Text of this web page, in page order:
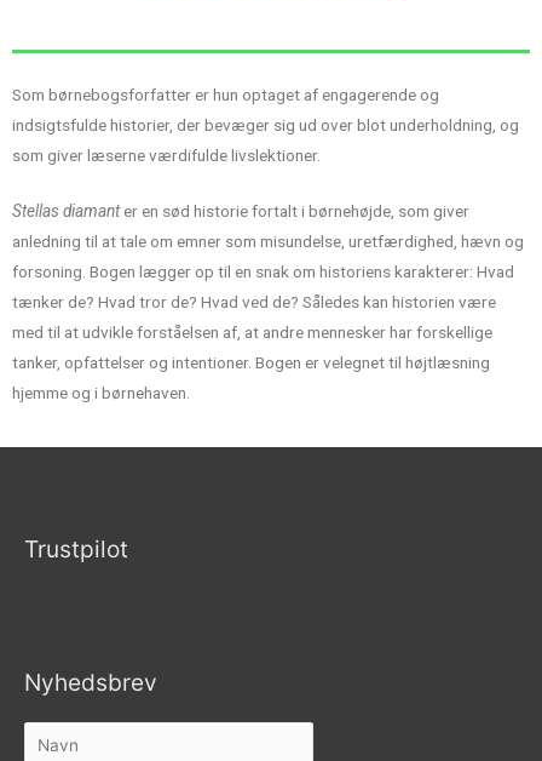
Som børnebogsforfatter er hun optaget af engagerende og
indsigtsfulde historier, der bevæger sig ud over blot underholdning, og
som giver læserne værdifulde livslektioner.
Stellas diamanter en sød historiefortalt i børnehøjde, som giver
anledning til at tale om emner som misundelse, uretfærdighed, hævn og
forsoning. Bogen lægger op til en snak om historiens karakterer: Hvad
tænker de? Hvad tror de? Hvad ved de? Således kan historien være
med til at udvikle forståelsen af, at andre mennesker har forskellige
tanker, opfattelser og intentioner. Bogen ervelegnet til højtlæsning
hjemme og i børnehaven.
Trustpilot
Nyhedsbrev